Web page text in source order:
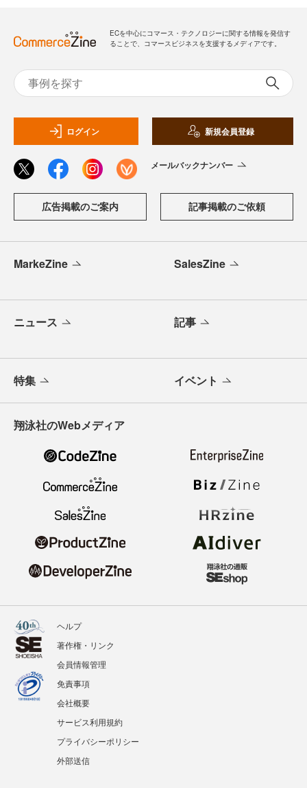
ECを中心にコマース・テクノロジーに関する情報を発信す
ることで、コマースビジネスを支援するメディアです。
ログイン 新規会員登録
メールバックナンバー
広告掲載のご案内 記事掲載のご依頼
MarkeZine SalesZine
ニュース 記事
特集 イベント
翔泳社のWebメディア
ヘルプ
著作権・リンク
会員情報管理
免責事項
会社概要
サービス利用規約
プライバシーポリシー
外部送信